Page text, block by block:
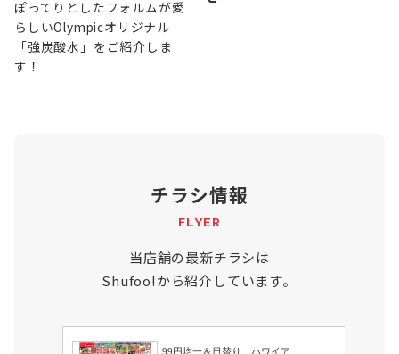
ぽってりとしたフォルムが愛
らしいOlympicオリジナル
「強炭酸水」をご紹介しま
す！
チラシ情報
FLYER
当店舗の最新チラシは
Shufoo!から紹介しています。